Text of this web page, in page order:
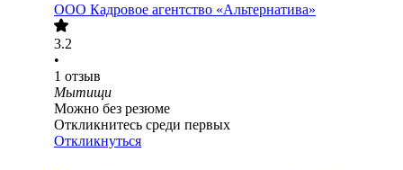
ООО Кадровое агентство «Альтернатива»
3.2
•
1 отзыв
Мытищи
Можно без резюме
Откликнитесь среди первых
Откликнуться